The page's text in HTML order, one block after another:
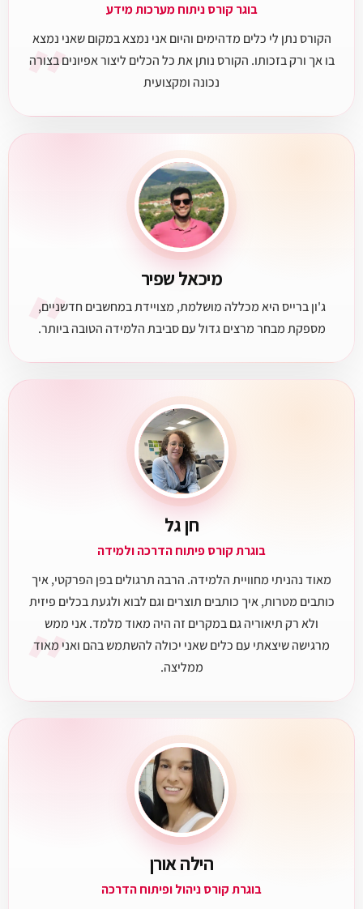
״
בוגר קורס ניתוח מערכות מידע
הקורס נתן לי כלים מדהימים והיום אני נמצא במקום שאני נמצא
בו אך ורק בזכותו. הקורס נותן את כל הכלים ליצור אפיונים בצורה
נכונה ומקצועית
״ מיכאל שפיר
ג'ון ברייס היא מכללה מושלמת, מצויידת במחשבים חדשניים,
מספקת מבחר מרצים גדול עם סביבת הלמידה הטובה ביותר.
״
חן גל
בוגרת קורס פיתוח הדרכה ולמידה
מאוד נהניתי מחוויית הלמידה. הרבה תרגולים בפן הפרקטי, איך
כותבים מטרות, איך כותבים תוצרים וגם לבוא ולגעת בכלים פיזית
ולא רק תיאוריה גם במקרים זה היה מאוד מלמד. אני ממש
מרגישה שיצאתי עם כלים שאני יכולה להשתמש בהם ואני מאוד
ממליצה.
הילה אורן
בוגרת קורס ניהול ופיתוח הדרכה